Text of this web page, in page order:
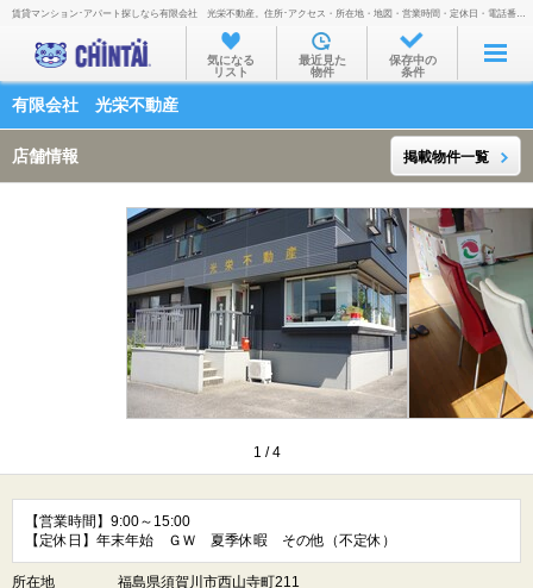
お部屋を探す
沿線・駅から
通勤通学時間から
物件特集から
不動産会社から
TOP
賃貸マンション･アパート探しなら有限会社 光栄不動産。住所･アクセス・所在地・地図・営業時間・定休日・電話番号などを掲載。
気になる
リスト
最近見た
物件
保存中の
条件
有限会社 光栄不動産
店舗情報 掲載物件一覧
1 /4
【営業時間】9:00～15:00
【定休日】年末年始 ＧＷ 夏季休暇 その他（不定休）
所在地
福島県須賀川市西山寺町211